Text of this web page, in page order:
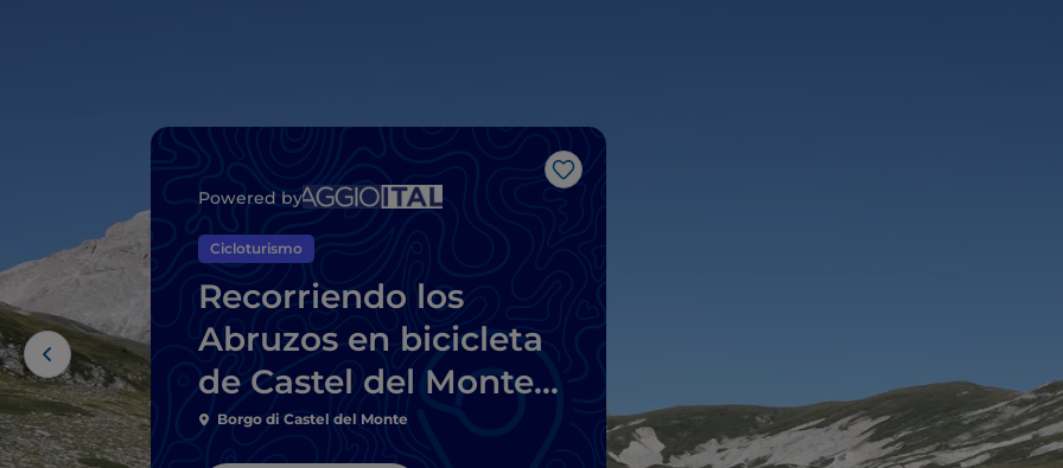
Me gusta
Powered by
Cicloturismo
Recorriendo los
Abruzos en bicicleta
de Castel del Monte
a Campo Imperatore
Borgo di Castel del Monte